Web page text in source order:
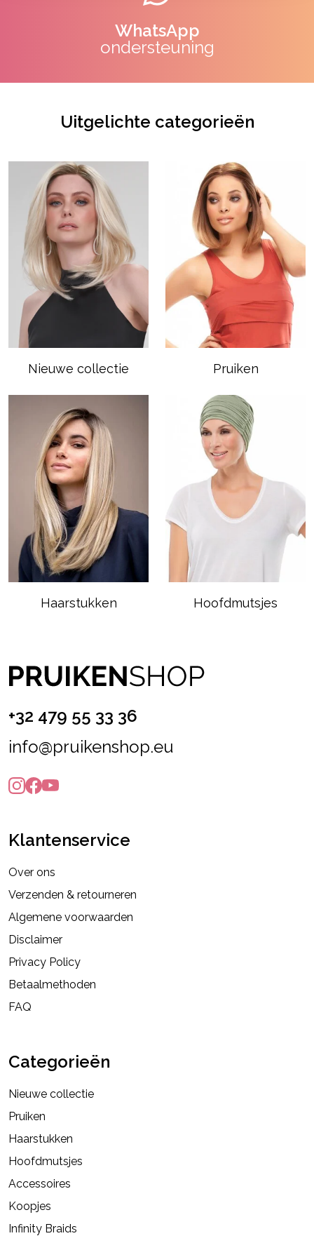
WhatsApp
ondersteuning
Uitgelichte categorieën
Nieuwe collectie Pruiken
Haarstukken Hoofdmutsjes
+32 479 55 33 36
info@pruikenshop.eu
Klantenservice
Over ons
Verzenden & retourneren
Algemene voorwaarden
Disclaimer
Privacy Policy
Betaalmethoden
FAQ
Categorieën
Nieuwe collectie
Pruiken
Haarstukken
Hoofdmutsjes
Accessoires
Koopjes
Infinity Braids